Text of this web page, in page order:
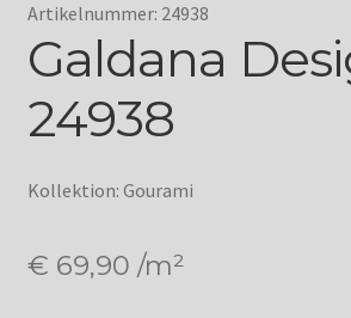
Artikelnummer: 24938
Galdana
24938
Kollektion: Gourami
€ 69,90 /m²